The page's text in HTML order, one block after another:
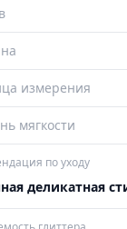
измерения
мягкости
по уходу
деликатная